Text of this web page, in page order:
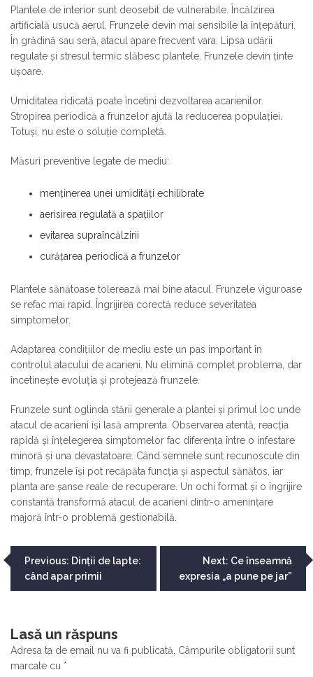
Plantele de interior sunt deosebit de vulnerabile. Încălzirea
artificială usucă aerul. Frunzele devin mai sensibile la înțepături.
În grădină sau seră, atacul apare frecvent vara. Lipsa udării
regulate și stresul termic slăbesc plantele. Frunzele devin ținte
ușoare.
Umiditatea ridicată poate încetini dezvoltarea acarienilor.
Stropirea periodică a frunzelor ajută la reducerea populației.
Totuși, nu este o soluție completă.
Măsuri preventive legate de mediu:
menținerea unei umidități echilibrate
aerisirea regulată a spațiilor
evitarea supraîncălzirii
curățarea periodică a frunzelor
Plantele sănătoase tolerează mai bine atacul. Frunzele viguroase
se refac mai rapid. Îngrijirea corectă reduce severitatea
simptomelor.
Adaptarea condițiilor de mediu este un pas important în
controlul atacului de acarieni. Nu elimină complet problema, dar
încetinește evoluția și protejează frunzele.
Frunzele sunt oglinda stării generale a plantei și primul loc unde
atacul de acarieni își lasă amprenta. Observarea atentă, reacția
rapidă și înțelegerea simptomelor fac diferența între o infestare
minoră și una devastatoare. Când semnele sunt recunoscute din
timp, frunzele își pot recăpăta funcția și aspectul sănătos, iar
planta are șanse reale de recuperare. Un ochi format și o îngrijire
constantă transformă atacul de acarieni dintr-o amenințare
majoră într-o problemă gestionabilă.
Navigare
în
Previous: Dinții de lapte:
când apar primii
Next: Ce înseamnă
expresia „a pune pe jar”
Lasă un răspuns
Adresa ta de email nu va fi publicată. Câmpurile obligatorii sunt
marcate cu *